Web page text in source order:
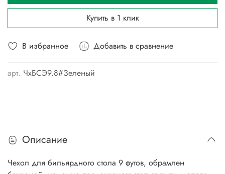
В избранное Добавить в сравнение
арт. ЧхБСЭ9.8#Зеленый
Купить в 1 клик
Описание
Чехол для бильярдного стола 9 футов, обрамлен